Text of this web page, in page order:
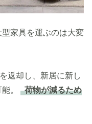
家具を運ぶのは大変
返却し、新居に新し
。
荷物が減るため